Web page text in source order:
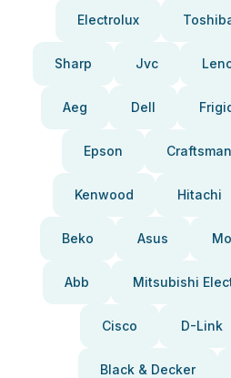
Electrolux
Sharp Jvc
Aeg Dell
Epson Craftsman
Kenwood Hitachi
Beko Asus
Abb Mitsubishi
Cisco D-Link
Black & Decker